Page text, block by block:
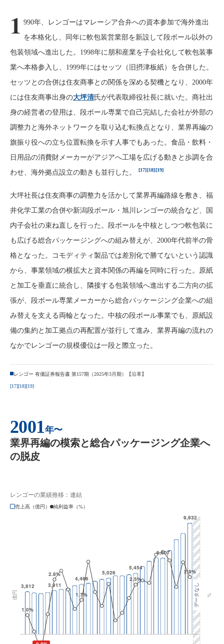
1 990年、レンゴーはマレーシア合弁への資本参加で海外進出
を本格化し、同年に軟包装営業部を新設して段ボール以外の
包装領域へ進出した。1998年に朋和産業を子会社化して軟包装事
業へ本格参入し、1999年にはセッツ（旧摂津板紙）を合併した。
セッツとの合併は住友商事との関係を深める契機となり、2000年
には住友商事出身の大坪清氏が代表取締役社長に就いた。商社出
身の経営者の登用は、段ボール専業で自己完結した会社が外部の
調整力と海外ネットワークを取り込む転換点となり、業界再編の
旗振り役への立ち位置転換を示す人事でもあった。食品・飲料・
日用品の消費財メーカーがアジアへ工場を広げる動きと歩調を合
わせ、海外拠点設立の動きも並行した。
[17] [18] [19]
大坪社長は住友商事の調整力を活かして業界再編路線を敷き、福
井化学工業の合併や新潟段ボール・旭川レンゴーの統合など、国
内子会社の束ね直しを行った。段ボールを中核としつつ軟包装に
も広げる総合パッケージングへの組み替えが、2000年代前半の骨
格となった。コモディティ製品では差別化で勝てないという認識
から、事業領域の横拡大と資本関係の再編を同時に行った。原紙
と加工を垂直に統合し、隣接する包装領域へ進出する二方向の拡
張が、段ボール専業メーカーから総合パッケージング企業への組
み替えを支える両輪となった。中核の段ボール事業でも、原紙設
備の集約と加工拠点の再配置が並行して進み、業界再編の流れの
なかでレンゴーの規模優位は一段と際立った。
レンゴー 有価証券報告書 第157期（2025年3月期）【沿革】
[17][18][19]
2001年〜
業界再編の模索と総合パッケージング企業へ
の脱皮
レンゴーの業績推移：連結
売上高（億円）
純利益率（%）